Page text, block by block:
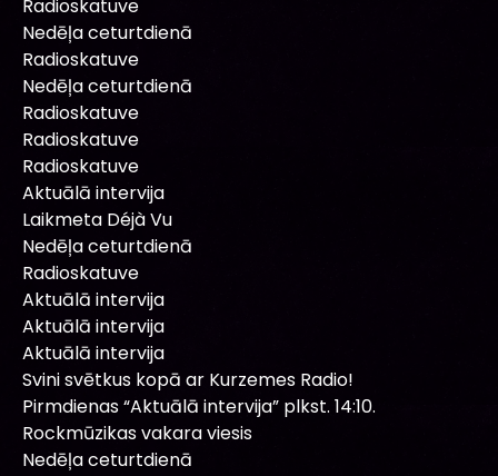
Radioskatuve
Nedēļa ceturtdienā
Radioskatuve
Nedēļa ceturtdienā
Radioskatuve
Radioskatuve
Radioskatuve
Aktuālā intervija
Laikmeta Déjà Vu
Nedēļa ceturtdienā
Radioskatuve
Aktuālā intervija
Aktuālā intervija
Aktuālā intervija
Svini svētkus kopā ar Kurzemes Radio!
Pirmdienas “Aktuālā intervija” plkst. 14:10.
Rockmūzikas vakara viesis
Nedēļa ceturtdienā